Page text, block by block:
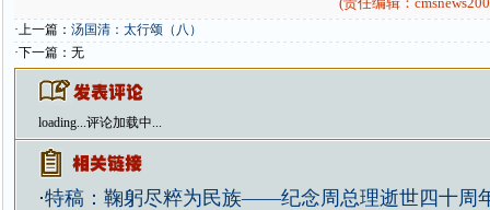
·上一篇： 汤国清：太行颂（八）
·下一篇：无
loading...评论加载中...
·特稿：鞠躬尽粹为民族——纪念周总理逝世四十周